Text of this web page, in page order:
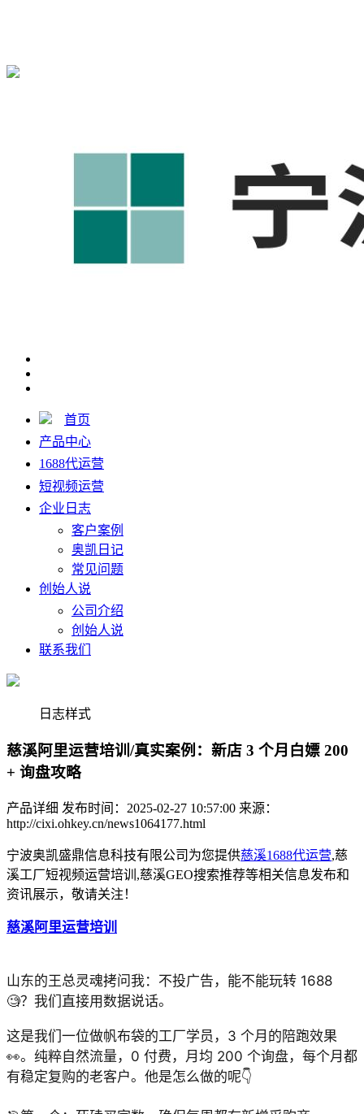
首页
产品中心
1688代运营
短视频运营
企业日志
客户案例
奥凯日记
常见问题
创始人说
公司介绍
创始人说
联系我们
日志样式
慈溪阿里运营培训/真实案例：新店 3 个月白嫖 200
+ 询盘攻略
产品详细 发布时间：2025-02-27 10:57:00 来源：
http://cixi.ohkey.cn/news1064177.html
宁波奥凯盛鼎信息科技有限公司为您提供慈溪1688代运营,慈
溪工厂短视频运营培训,慈溪GEO搜索推荐等相关信息发布和
资讯展示，敬请关注！
慈溪阿里运营培训
山东的王总灵魂拷问我：不投广告，能不能玩转 1688
🧐？我们直接用数据说话。
这是我们一位做帆布袋的工厂学员，3 个月的陪跑效果
👀。纯粹自然流量，0 付费，月均 200 个询盘，每个月都
有稳定复购的老客户。他是怎么做的呢👇